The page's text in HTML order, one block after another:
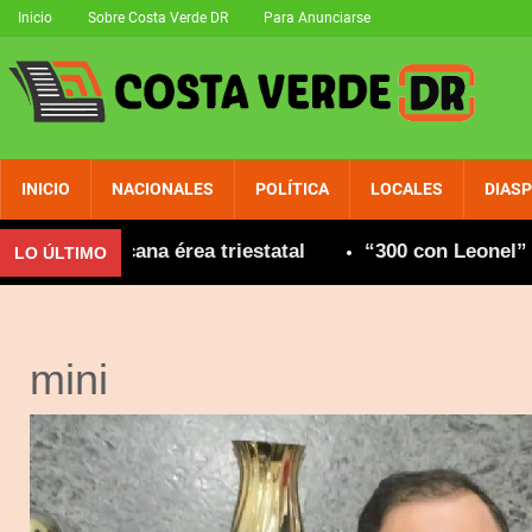
Inicio Sobre Costa Verde DR Para Anunciarse
INICIO NACIONALES POLÍTICA LOCALES
LO ÚLTIMO
dominicana érea triestatal “300 con Leonel”
mini